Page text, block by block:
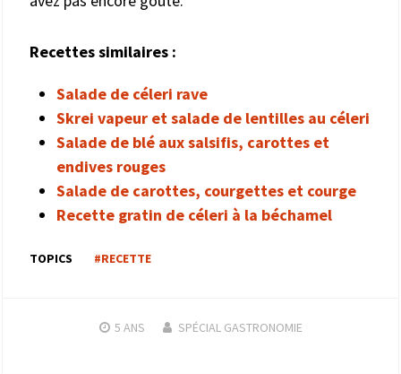
Recettes similaires :
Salade de céleri rave
Skrei vapeur et salade de lentilles au céleri
Salade de blé aux salsifis, carottes et
endives rouges
Salade de carottes, courgettes et courge
Recette gratin de céleri à la béchamel
TOPICS #RECETTE
5 ANS SPÉCIAL GASTRONOMIE